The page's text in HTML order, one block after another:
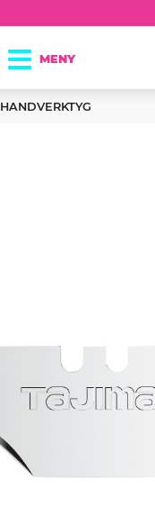
HANDVERKTYG